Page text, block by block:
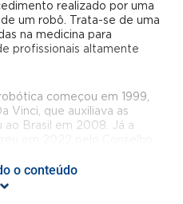
realizado por uma
um robô. Trata-se de uma
na medicina para
profissionais altamente
começou em 1999,
Vinci, que auxiliava as
ao Brasil em 2008. Já a
inovadores, da
o conteúdo